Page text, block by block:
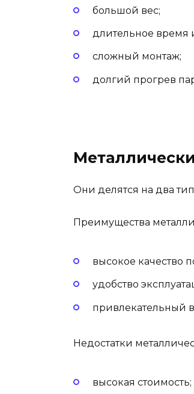
большой вес;
длительное время
сложный монтаж;
долгий прогрев
Они делятся на два
Преимущества
высокое качество
удобство
привлекательный
Недостатки
высокая стоимость;